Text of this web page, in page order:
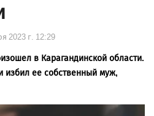
2023 г. 12:29
в Карагандинской области.
избил ее собственный муж,